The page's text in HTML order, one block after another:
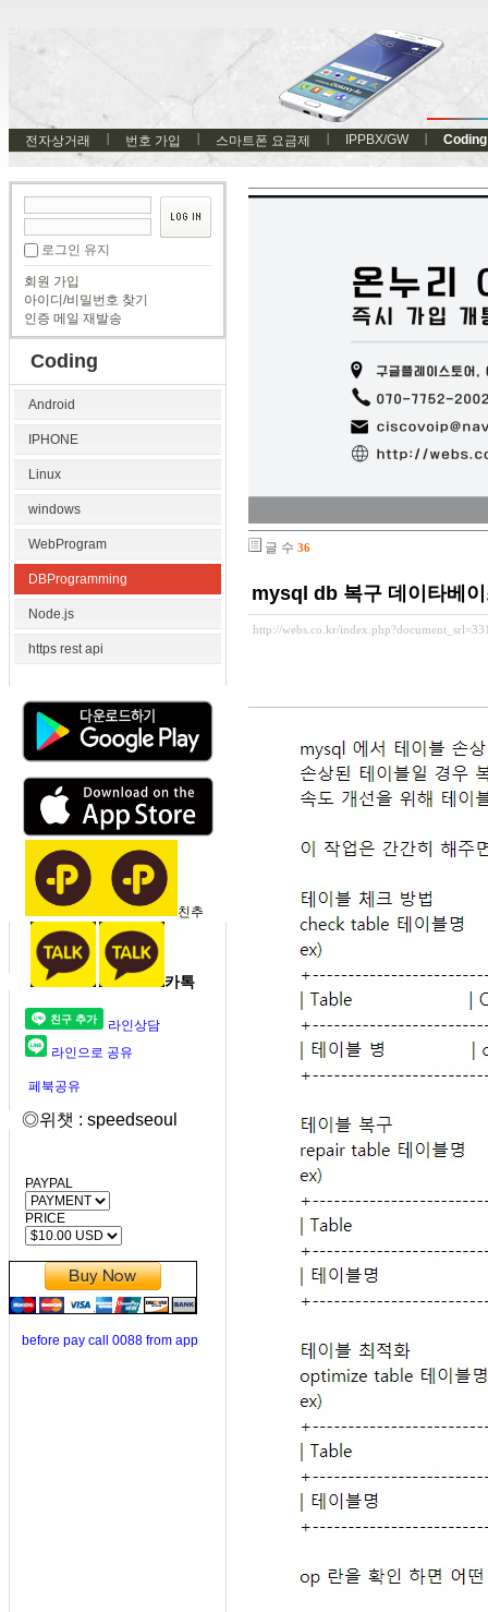
전자상거래 번호 가입 스마트폰 요금제 IPPBX/GW Coding
로그인 유지
회원 가입
아이디/비밀번호 찾기
인증 메일 재발송
Coding
Android
IPHONE
Linux
windows
WebProgram
DBProgramming
Node.js
https rest api
친추
카톡
라인상담
라인으로 공유
페북공유
◎위챗 : speedseoul
PAYPAL
PRICE
before pay call 0088 from app
글 수 36
mysql db 복구 데이타베
http://webs.co.kr/